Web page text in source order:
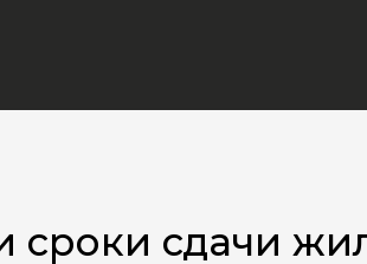
сроки сдачи